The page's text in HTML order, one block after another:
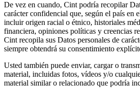
De vez en cuando, Cint podría recopilar
carácter confidencial que, según el país en
incluir origen racial o étnico, historiales
financiera, opiniones políticas y creencias
Cint recopila sus Datos personales de
siempre obtendrá su consentimiento
Usted también puede enviar, cargar o
material, incluidas fotos, vídeos y/o
material similar o relacionado que podría